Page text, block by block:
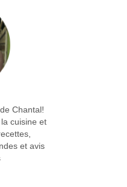
Chantal!
cuisine et
et avis